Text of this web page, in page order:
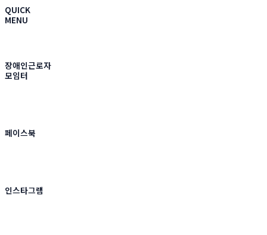
QUICK
MENU
장애인근로자
모임터
페이스북
인스타그램